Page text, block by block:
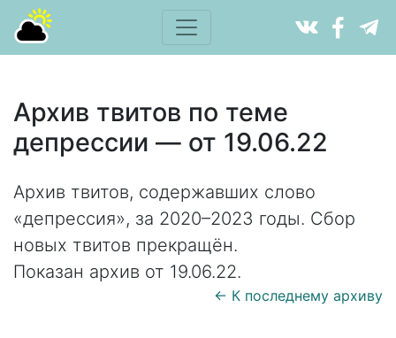
Архив твитов по теме
депрессии — от 19.06.22
Архив твитов, содержавших слово
«депрессия», за 2020–2023 годы. Сбор
новых твитов прекращён.
Показан архив от 19.06.22.
← К последнему архиву